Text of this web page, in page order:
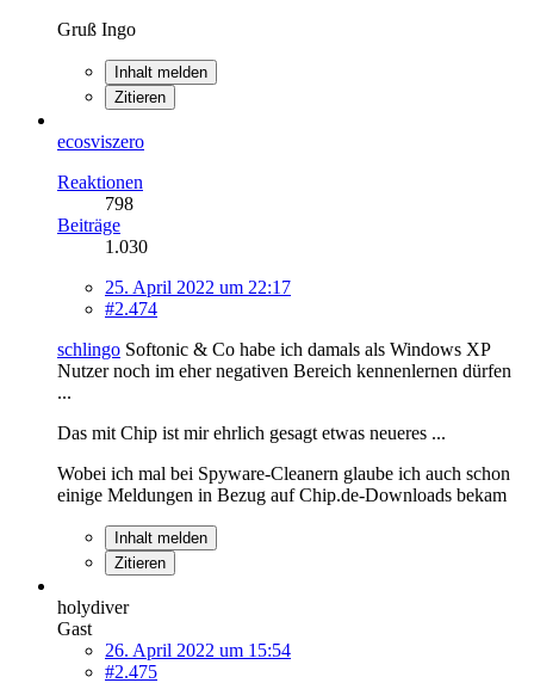
Gruß Ingo
Inhalt melden
Zitieren
ecosviszero
Reaktionen
798
Beiträge
1.030
25. April 2022 um 22:17
#2.474
schlingo Softonic & Co habe ich damals als Windows XP
Nutzer noch im eher negativen Bereich kennenlernen dürfen
...
Das mit Chip ist mir ehrlich gesagt etwas neueres ...
Wobei ich mal bei Spyware-Cleanern glaube ich auch schon
einige Meldungen in Bezug auf Chip.de-Downloads bekam
Inhalt melden
Zitieren
holydiver
Gast
26. April 2022 um 15:54
#2.475